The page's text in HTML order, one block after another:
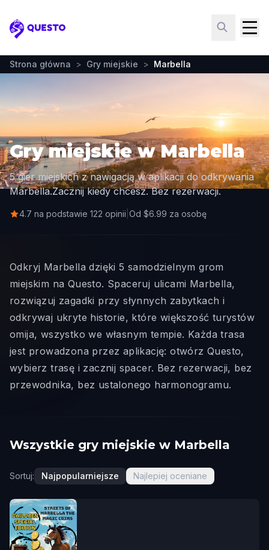
Questo
Strona główna > Gry miejskie > Marbella
Gry miejskie w Marbella
5 gier miejskich z nawigacją w aplikacji do odkrywania
Marbella.Zacznij kiedy chcesz. Bez rezerwacji.
4.7 na podstawie 122 opinii Od $6.99 za osobę
Odkryj Marbella dzięki 5 samodzielnym grom
miejskim na Questo. Spaceruj ulicami Marbella,
rozwiązuj zagadki przy słynnych zabytkach i
odkrywaj ukryte historie, które większość turystów
omija, wszystko we własnym tempie. Każda trasa
jest prowadzona przez aplikację: otwórz Questo,
wybierz trasę i zacznij spacer. Bez rezerwacji, bez
przewodnika, bez ustalonego harmonogramu.
Wszystkie gry miejskie w Marbella
Sortuj: Najpopularniejsze Najlepiej oceniane